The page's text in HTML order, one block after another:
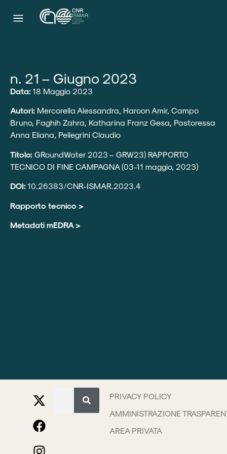
n. 21 – Giugno 2023
Data: 18 Maggio 2023
Autori: Mercorella Alessandra, Haroon Amir, Campo
Bruno, Faghih Zahra, Katharina Franz Gesa, Pastoressa
Anna Eliana, Pellegrini Claudio
Titolo: GRoundWater 2023 – GRW23) RAPPORTO
TECNICO DI FINE CAMPAGNA (03-11 maggio, 2023)
DOI: 10.26383/CNR-ISMAR.2023.4
Rapporto tecnico >
Metadati mEDRA >
PRIVACY POLICY
AMMINISTRAZIONE
AREA PRIVATA